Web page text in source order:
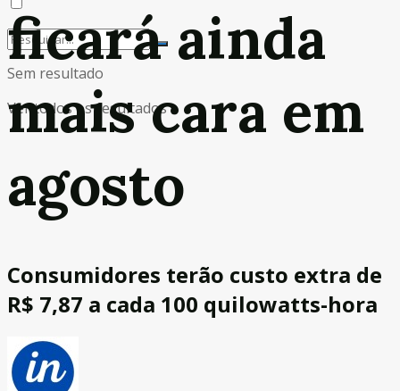
Sem resultado
Ver todos os resultados
ficará ainda
mais cara em
agosto
Consumidores terão custo extra de
R$ 7,87 a cada 100 quilowatts-hora